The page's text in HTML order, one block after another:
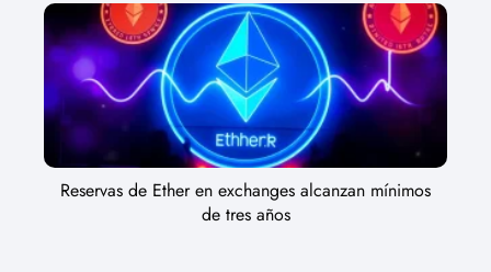
Reservas de Ether en exchanges alcanzan mínimos
de tres años